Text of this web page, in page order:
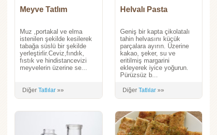
Meyve Tatlım
Muz ,portakal ve elma
istenilen şekilde kesilerek
tabağa süslü bir şekilde
yerleştirlir.Ceviz,fındık,
fıstık ve hindistancevizi
meyvelerin üzerine se...
Diğer Tatlılar »»
Helvalı Pasta
Geniş bir kapta çikolatalı
tahin helvasını küçük
parçalara ayırın. Üzerine
kakao, şeker, su ve
eritilmiş margarini
ekleyerek iyice yoğurun.
Pürüzsüz b...
Diğer Tatlılar»»